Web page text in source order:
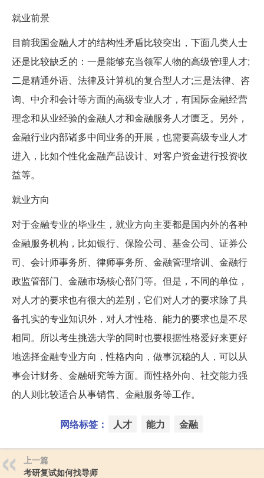
就业前景
目前我国金融人才的结构性矛盾比较突出，下面几类人士
还是比较缺乏的：一是能够充当领军人物的高级管理人才;
二是精通外语、法律及计算机的复合型人才;三是法律、咨
询、中介和会计等方面的高级专业人才，有国际金融经营
理念和从业经验的金融人才和金融服务人才匮乏。另外，
金融行业内部诸多中间业务的开展，也需要高级专业人才
进入，比如个性化金融产品设计、对客户资金进行投资收
益等。
就业方向
对于金融专业的毕业生，就业方向主要都是国内外的各种
金融服务机构，比如银行、保险公司、基金公司、证券公
司、会计师事务所、律师事务所、金融管理培训、金融行
政监管部门、金融市场核心部门等。但是，不同的单位，
对人才的要求也有很大的差别，它们对人才的要求除了具
备扎实的专业知识外，对人才性格、能力的要求也是不尽
相同。所以考生挑选大学的同时也要根据性格爱好来更好
地选择金融专业方向，性格内向，做事沉稳的人，可以从
事会计财务、金融研究等方面。而性格外向、社交能力强
的人则比较适合从事销售、金融服务等工作。
网络标签： 人才 能力 金融
上一篇
考研复试如何找导师